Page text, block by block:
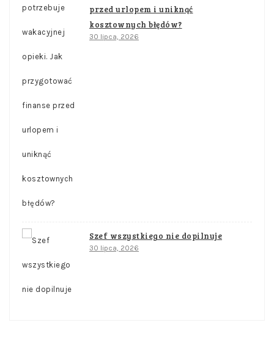
przed urlopem i uniknąć
kosztownych błędów?
30 lipca, 2026
Szef wszystkiego nie dopilnuje
30 lipca, 2026